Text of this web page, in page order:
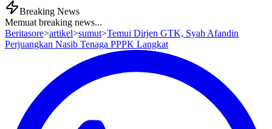
Breaking News
Memuat breaking news...
Beritasore>artikel>sumut>Temui Dirjen GTK, Syah Afandin
Perjuangkan Nasib Tenaga PPPK Langkat